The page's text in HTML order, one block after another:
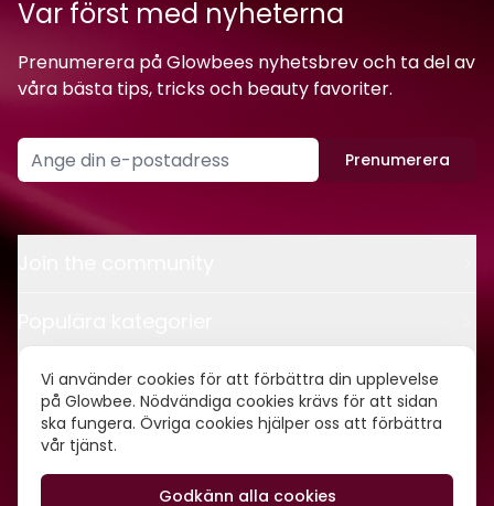
Vi använder cookies för att förbättra din upplevelse
på Glowbee. Nödvändiga cookies krävs för att sidan
ska fungera. Övriga cookies hjälper oss att förbättra
vår tjänst.
Godkänn alla cookies
Var först med nyheterna
Prenumerera på Glowbees nyhetsbrev och ta del av
våra bästa tips, tricks och beauty favoriter.
Prenumerera
Kontakt
Om oss